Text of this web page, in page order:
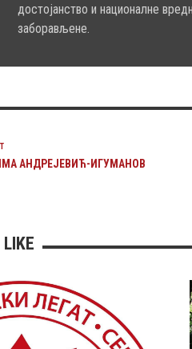
достојанство и националне
заборављене.
АНДРЕЈЕВИЋ-ИГУМАНОВ